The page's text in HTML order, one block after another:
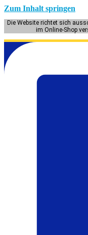
Zum Inhalt springen
Die Website richtet sich
im Online-Shop